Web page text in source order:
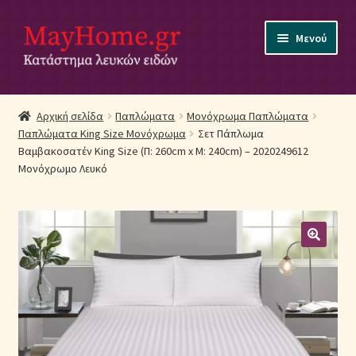
Απευθείας
μετάβαση
στην
Μετάβαση
σε
περιεχόμενο
Μενού
Αρχική
Ακύρωση Παραγγελίας
Αποστολές
Βρεφικά Λευκά Είδη
Επικοινωνία
Επιστροφές Προϊόντων
Η εταιρία μας
Αρχική σελίδα Παπλώματα
Μονόχρωμα Παπλώματα
Παπλώματα King Size Μονόχρωμα
Σετ Πάπλωμα
Βαμβακοσατέν King Size (Π: 260cm x Μ: 240cm) – 2020249612
Μονόχρωμο Λευκό